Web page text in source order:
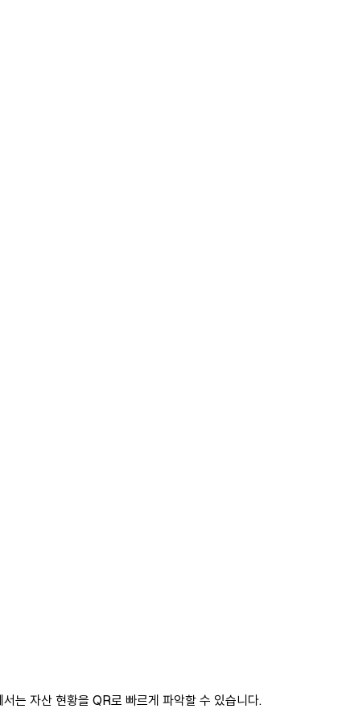
는 자산 현황을 QR로 빠르게 파악할 수 있습니다.